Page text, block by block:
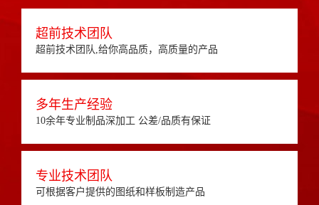
超前技术团队
超前技术团队,给你高品质，高质量的产品
多年生产经验
10余年专业制品深加工 公差/品质有保证
专业技术团队
可根据客户提供的图纸和样板制造产品